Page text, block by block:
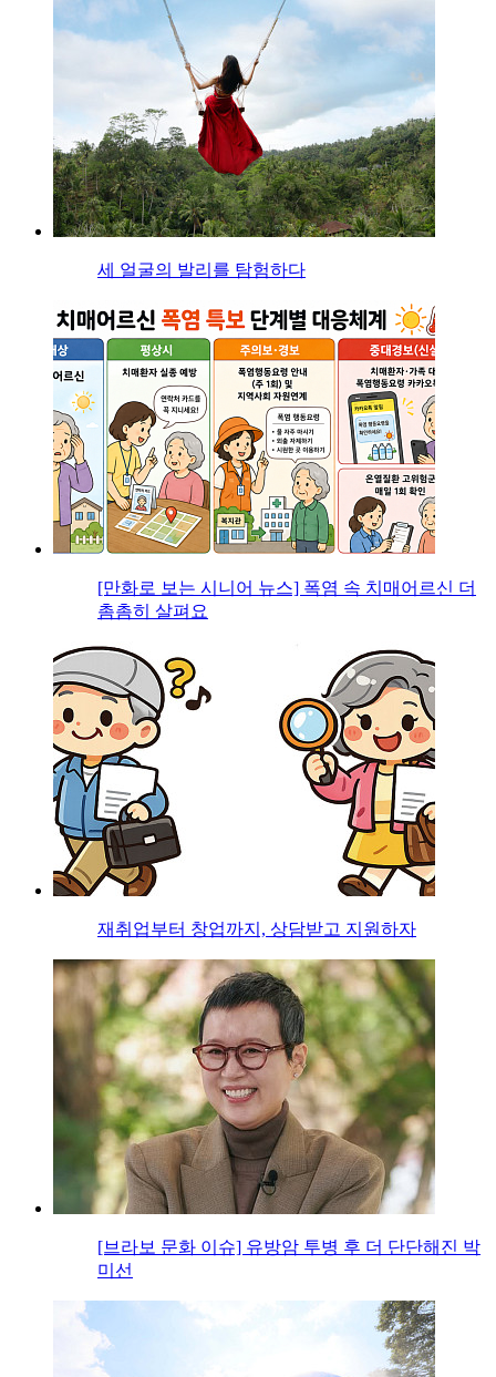
세 얼굴의 발리를 탐험하다
[만화로 보는 시니어 뉴스] 폭염 속 치매어르신 더
촘촘히 살펴요
재취업부터 창업까지, 상담받고 지원하자
[브라보 문화 이슈] 유방암 투병 후 더 단단해진 박
미선